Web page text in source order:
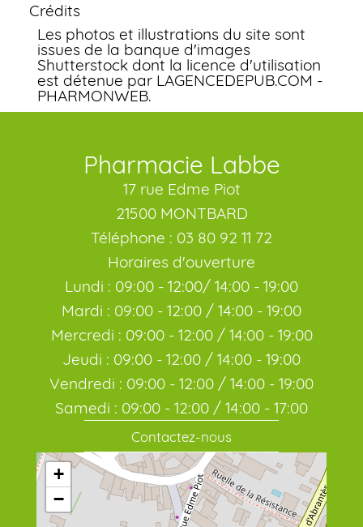
Crédits
Les photos et illustrations du site sont
issues de la banque d'images
Shutterstock dont la licence d'utilisation
est détenue par LAGENCEDEPUB.COM -
PHARMONWEB.
+
−
Pharmacie Labbe
17 rue Edme Piot
21500 MONTBARD
Téléphone : 03 80 92 11 72
Horaires d'ouverture
Lundi : 09:00 - 12:00/ 14:00 - 19:00
Mardi : 09:00 - 12:00 / 14:00 - 19:00
Mercredi : 09:00 - 12:00 / 14:00 - 19:00
Jeudi : 09:00 - 12:00 / 14:00 - 19:00
Vendredi : 09:00 - 12:00 / 14:00 - 19:00
Samedi : 09:00 - 12:00 / 14:00 - 17:00
Contactez-nous